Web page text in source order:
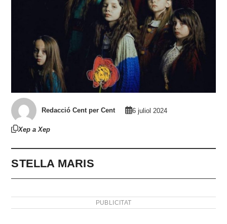
Redacció Cent per Cent 6 juliol 2024
Xep a Xep
STELLA MARIS
PUBLICITAT